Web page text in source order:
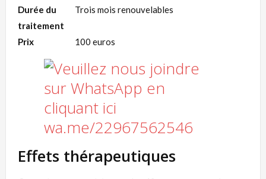
Durée du
traitement
Trois mois renouvelables
Prix 100 euros
Effets thérapeutiques